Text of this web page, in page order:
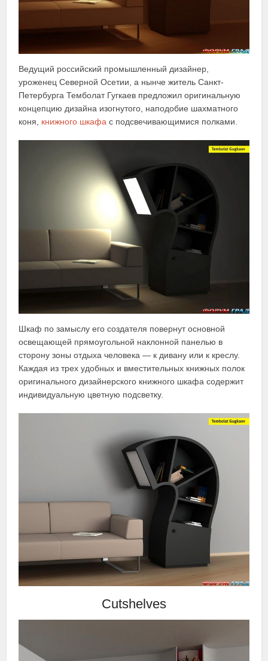
Ведущий российский промышленный дизайнер,
уроженец Северной Осетии, а нынче житель Санкт-
Петербурга Темболат Гугкаев предложил оригинальную
концепцию дизайна изогнутого, наподобие шахматного
коня, книжного шкафа с подсвечивающимися полками.
Шкаф по замыслу его создателя повернут основной
освещающей прямоугольной наклонной панелью в
сторону зоны отдыха человека — к дивану или к креслу.
Каждая из трех удобных и вместительных книжных полок
оригинального дизайнерского книжного шкафа содержит
индивидуальную цветную подсветку.
Cutshelves